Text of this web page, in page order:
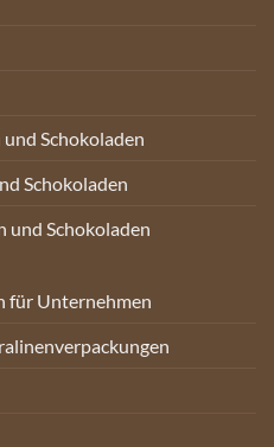
Schokoladen
Schokoladen
Schokoladen
für Unternehmen